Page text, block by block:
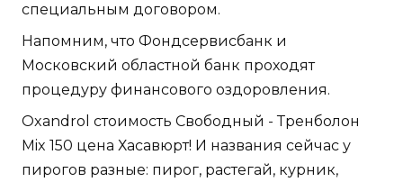
специальным договором.
Напомним, что Фондсервисбанк и
Московский областной банк проходят
процедуру финансового оздоровления.
Oxandrol стоимость Свободный - Тренболон
Mix 150 цена Хасавюрт! И названия сейчас у
пирогов разные: пирог, растегай, курник,